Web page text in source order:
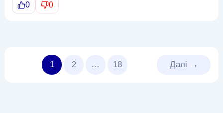
0 0
1 2 … 18 Далі →